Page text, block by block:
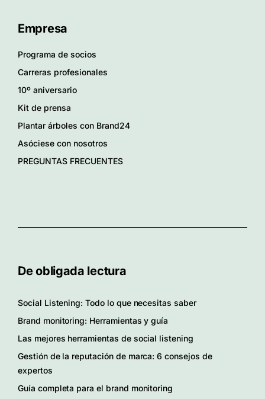
Empresa
Programa de socios
Carreras profesionales
10º aniversario
Kit de prensa
Plantar árboles con Brand24
Asóciese con nosotros
PREGUNTAS FRECUENTES
De obligada lectura
Social Listening: Todo lo que necesitas saber
Brand monitoring: Herramientas y guía
Las mejores herramientas de social listening
Gestión de la reputación de marca: 6 consejos de
expertos
Guía completa para el brand monitoring